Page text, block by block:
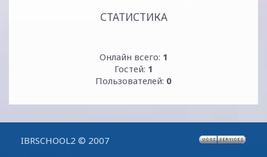
СТАТИСТИКА
Онлайн всего: 1
Гостей: 1
Пользователей: 0
IBRSCHOOL2 © 2007